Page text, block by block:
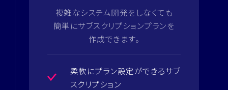
複雑なシステム開発をしなくても
簡単にサブスクリプションプランを
作成できます。
柔軟にプラン設定ができるサブ
スクリプション